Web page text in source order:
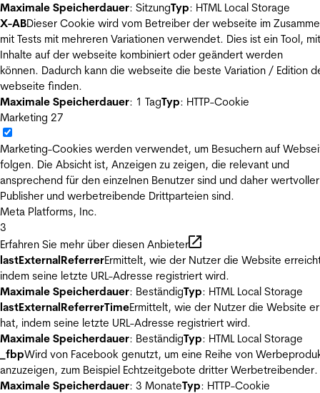
Maximale Speicherdauer: SitzungTyp: HTML Local Storage
X-ABDieser Cookie wird vom Betreiber der webseite im
mit Tests mit mehreren Variationen verwendet. Dies ist ein Tool,
Inhalte auf der webseite kombiniert oder geändert werden
können. Dadurch kann die webseite die beste Variation / Edition
webseite finden.
Maximale Speicherdauer: 1 TagTyp: HTTP-Cookie
Marketing 27
Marketing-Cookies werden verwendet, um Besuchern auf
folgen. Die Absicht ist, Anzeigen zu zeigen, die relevant und
ansprechend für den einzelnen Benutzer sind und daher
Publisher und werbetreibende Drittparteien sind.
Meta Platforms, Inc.
3
Erfahren Sie mehr über diesen Anbieter
lastExternalReferrerErmittelt, wie der Nutzer die Website
indem seine letzte URL-Adresse registriert wird.
Maximale Speicherdauer: BeständigTyp: HTML Local Storage
lastExternalReferrerTimeErmittelt, wie der Nutzer die Website
hat, indem seine letzte URL-Adresse registriert wird.
Maximale Speicherdauer: BeständigTyp: HTML Local Storage
_fbpWird von Facebook genutzt, um eine Reihe von
anzuzeigen, zum Beispiel Echtzeitgebote dritter Werbetreibender.
Maximale Speicherdauer: 3 MonateTyp: HTTP-Cookie